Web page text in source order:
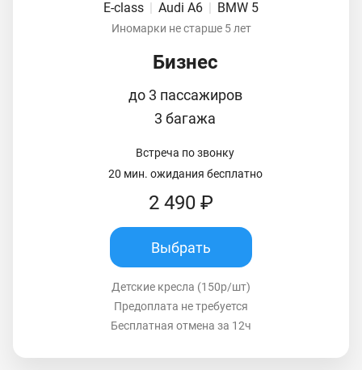
E-class | Audi A6 | BMW 5
Иномарки не старше 5 лет
Бизнес
до 3 пассажиров
3 багажа
Встреча по звонку
20 мин. ожидания бесплатно
2 490 ₽
Выбрать
Детские кресла (150р/шт)
Предоплата не требуется
Бесплатная отмена за 12ч